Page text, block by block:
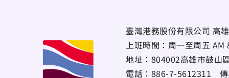
臺灣港務股份有限公司 高
上班時間：周一至周五
地址： 804002高雄市鼓山
電話： 886-7-5612311 傳